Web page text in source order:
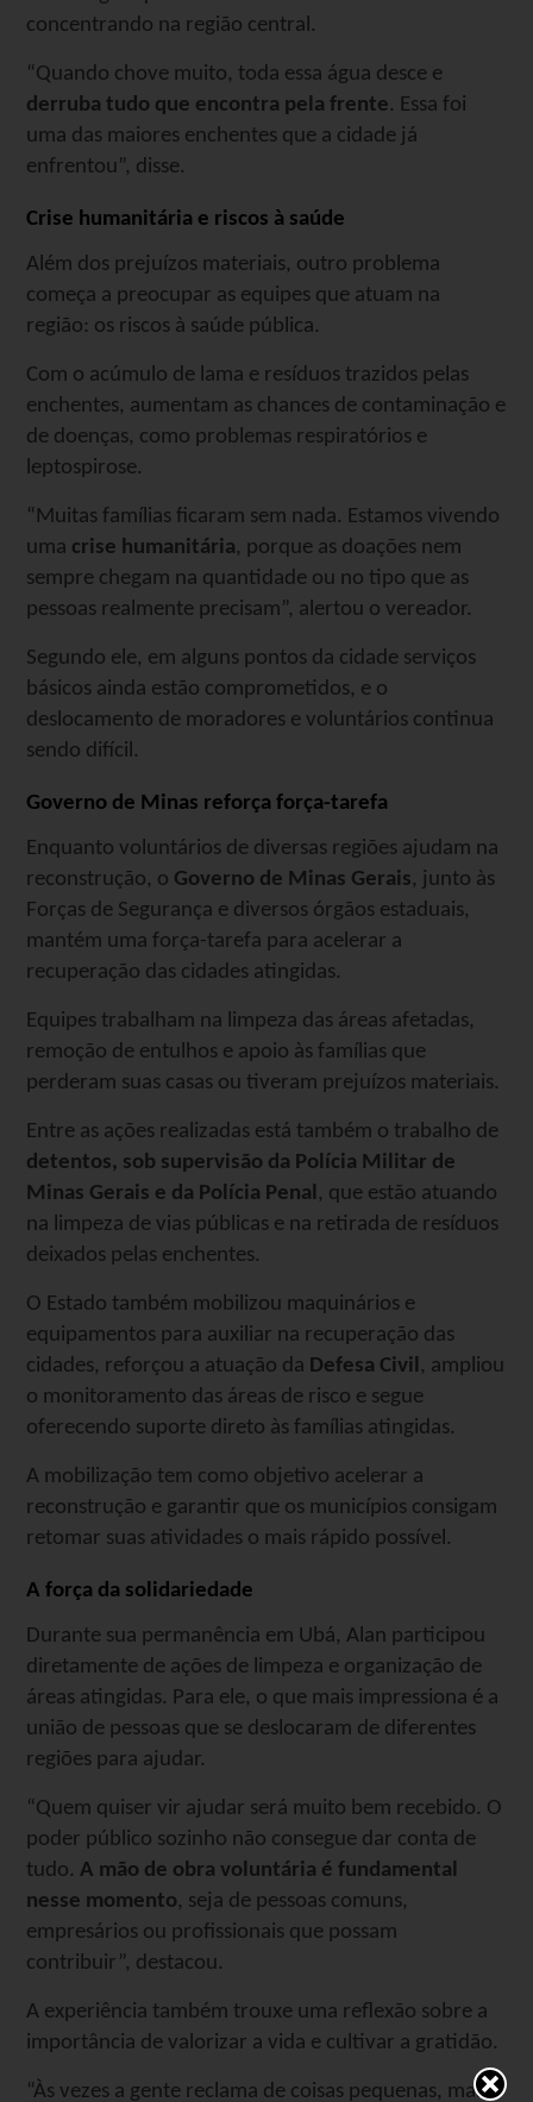
concentrando na região central.
“Quando chove muito, toda essa água desce e
derruba tudo que encontra pela frente. Essa foi
uma das maiores enchentes que a cidade já
enfrentou”, disse.
Crise humanitária e riscos à saúde
Além dos prejuízos materiais, outro problema
começa a preocupar as equipes que atuam na
região: os riscos à saúde pública.
Com o acúmulo de lama e resíduos trazidos pelas
enchentes, aumentam as chances de contaminação e
de doenças, como problemas respiratórios e
leptospirose.
“Muitas famílias ficaram sem nada. Estamos vivendo
uma crise humanitária, porque as doações nem
sempre chegam na quantidade ou no tipo que as
pessoas realmente precisam”, alertou o vereador.
Segundo ele, em alguns pontos da cidade serviços
básicos ainda estão comprometidos, e o
deslocamento de moradores e voluntários continua
sendo difícil.
Governo de Minas reforça força-tarefa
Enquanto voluntários de diversas regiões ajudam na
reconstrução, o Governo de Minas Gerais, junto às
Forças de Segurança e diversos órgãos estaduais,
mantém uma força-tarefa para acelerar a
recuperação das cidades atingidas.
Equipes trabalham na limpeza das áreas afetadas,
remoção de entulhos e apoio às famílias que
perderam suas casas ou tiveram prejuízos materiais.
Entre as ações realizadas está também o trabalho de
detentos, sob supervisão da Polícia Militar de
Minas Gerais e da Polícia Penal , que estão atuando
na limpeza de vias públicas e na retirada de resíduos
deixados pelas enchentes.
O Estado também mobilizou maquinários e
equipamentos para auxiliar na recuperação das
cidades, reforçou a atuação da Defesa Civil , ampliou
o monitoramento das áreas de risco e segue
oferecendo suporte direto às famílias atingidas.
A mobilização tem como objetivo acelerar a
reconstrução e garantir que os municípios consigam
retomar suas atividades o mais rápido possível.
A força da solidariedade
Durante sua permanência em Ubá, Alan participou
diretamente de ações de limpeza e organização de
áreas atingidas. Para ele, o que mais impressiona é a
união de pessoas que se deslocaram de diferentes
regiões para ajudar.
“Quem quiser vir ajudar será muito bem recebido. O
poder público sozinho não consegue dar conta de
tudo.A mão de obra voluntária é fundamental
nesse momento, seja de pessoas comuns,
empresários ou profissionais que possam
contribuir”, destacou.
A experiência também trouxe uma reflexão sobre a
importância de valorizar a vida e cultivar a gratidão.
“Às vezes a gente reclama de coisas pequenas, mas